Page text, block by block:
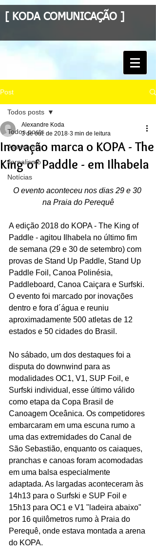
[ KODA COMUNICAÇÃO ]
Post
Todos posts
Assessoria
Jornalismo
Notícias
Todos posts
Inovação marca o KOPA - The
King of Paddle - em Ilhabela
Alexandre Koda
3 de out. de 2018 3 min de leitura
O evento aconteceu nos dias 29 e 30
na Praia do Perequê
A edição 2018 do KOPA - The King of
Paddle - agitou Ilhabela no último fim
de semana (29 e 30 de setembro) com
provas de Stand Up Paddle, Stand Up
Paddle Foil, Canoa Polinésia,
Paddleboard, Canoa Caiçara e Surfski.
O evento foi marcado por inovações
dentro e fora d´água e reuniu
aproximadamente 500 atletas de 12
estados e 50 cidades do Brasil.
No sábado, um dos destaques foi a
disputa do downwind para as
modalidades OC1, V1, SUP Foil, e
Surfski individual, esse último válido
como etapa da Copa Brasil de
Canoagem Oceânica. Os competidores
embarcaram em uma escuna rumo a
uma das extremidades do Canal de
São Sebastião, enquanto os caiaques,
pranchas e canoas foram acomodadas
em uma balsa especialmente
adaptada. As largadas aconteceram às
14h13 para o Surfski e SUP Foil e
15h13 para OC1 e V1 "ladeira abaixo"
por 16 quilômetros rumo à Praia do
Perequê, onde estava montada a arena
do KOPA.